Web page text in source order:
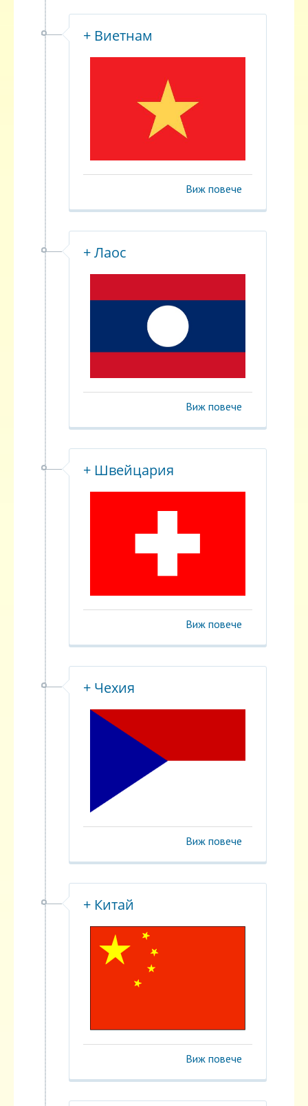
+ Виетнам
Виж повече
+ Лаос
Виж повече
+ Швейцария
Виж повече
+ Чехия
Виж повече
+ Китай
Виж повече